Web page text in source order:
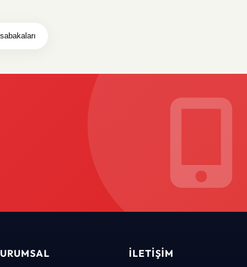
İLETIŞIM